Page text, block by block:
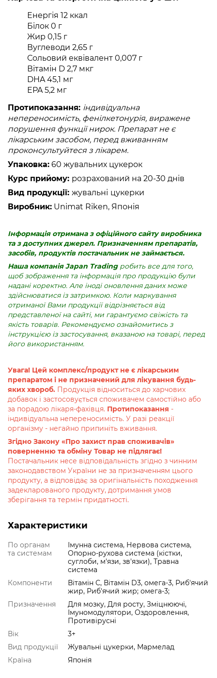
Енергія 12 ккал
Білок 0 г
Жир 0,15 г
Вуглеводи 2,65 г
Сольовий еквівалент 0,007 г
Вітамін D 2,7 мкг
DHA 45,1 мг
EPA 5,2 мг
Протипоказання: індивідуальна
непереносимість, фенілкетонурія, виражене
порушення функції нирок. Препарат не є
лікарським засобом, перед вживанням
проконсультуйтеся з лікарем.
Упаковка: 60 жувальних цукерок
Курс прийому: розрахований на 20-30 днів
Вид продукції: жувальні цукерки
Виробник: Unimat Riken, Японія
Інформація отримана з офіційного сайту виробника
та з доступних джерел. Призначенням препаратів,
засобів, продуктів постачальник не займається.
Наша компанія Japan Trading робить все для того,
щоб зображення та інформація про продукцію були
надані коректно. Але іноді оновлення даних може
здійснюватися із затримкою. Коли маркування
отриманої Вами продукції відрізняється від
представленої на сайті, ми гарантуємо свіжість та
якість товарів. Рекомендуємо ознайомитись з
інструкцією із застосування, вказаною на товарі, перед
його використанням.
Увага! Цей комплекс/продукт не є лікарським
препаратом і не призначений для лікування будь-
яких хвороб. Продукція відноситься до харчових
добавок і застосовується споживачем самостійно або
за порадою лікаря-фахівця. Протипоказання -
індивідуальна непереносимість. У разі реакції
організму - негайно припиніть вживання.
Згідно Закону «Про захист прав споживачів»
поверненню та обміну Товар не підлягає!
Постачальник несе відповідальність згідно з чинним
законодавством України не за призначенням цього
продукту, а відповідає за оригінальність походження
задекларованого продукту, дотримання умов
зберігання та термін придатності.
Характеристики
По органам
та системам
Імунна система, Нервова система,
Опорно-рухова система (кістки,
суглоби, м'язи, зв'язки), Травна
система
Компоненти
Вітамін С, Вітамін D3, омега-3, Риб'ячий
жир, Риб'ячий жир; омега-3;
Призначення
Для мозку, Для росту, Зміцнюючі,
Імуномодулятори, Оздоровлення,
Противірусні
Вік
3+
Вид продукції
Жувальні цукерки, Мармелад
Країна
Японія